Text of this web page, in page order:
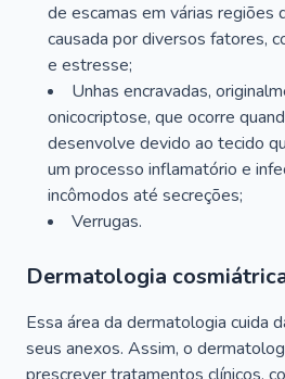
de escamas em várias regiões
causada por diversos fatores,
e estresse;
Unhas encravadas,
onicocriptose, que ocorre
desenvolve devido ao tecido
um processo inflamatório e
incômodos até secreções;
Verrugas.
Dermatologia
Essa área da dermatologia cuida
seus anexos. Assim, o